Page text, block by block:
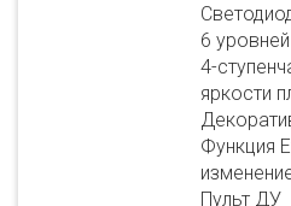
6
4-
яркости
Функция
Пульт ДУ